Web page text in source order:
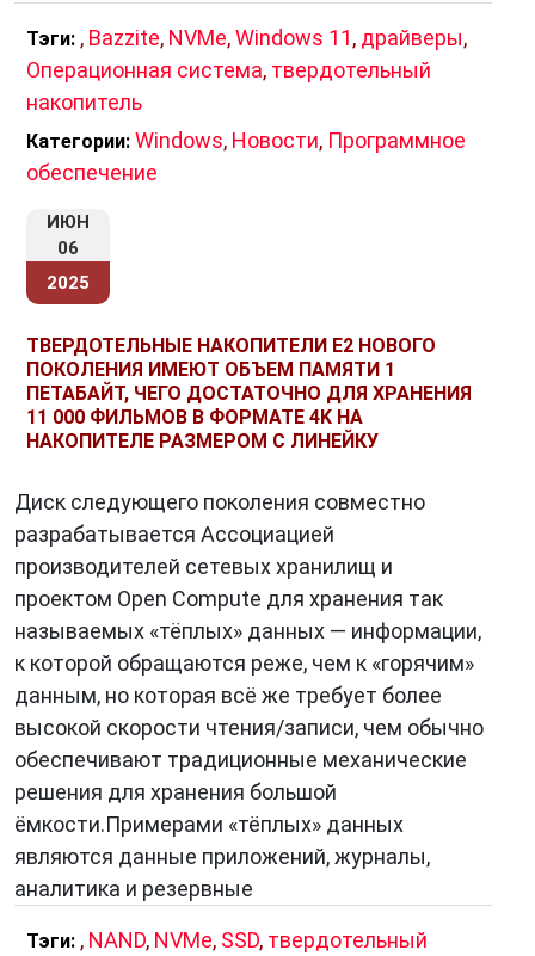
Тэги: , Bazzite, NVMe,Windows 11, драйверы,
Операционная система, твердотельный
накопитель
Категории: Windows, Новости, Программное
обеспечение
ИЮН
06
2025
ТВЕРДОТЕЛЬНЫЕ НАКОПИТЕЛИ E2 НОВОГО
ПОКОЛЕНИЯ ИМЕЮТ ОБЪЕМ ПАМЯТИ 1
ПЕТАБАЙТ, ЧЕГО ДОСТАТОЧНО ДЛЯ ХРАНЕНИЯ
11 000 ФИЛЬМОВ В ФОРМАТЕ 4K НА
НАКОПИТЕЛЕ РАЗМЕРОМ С ЛИНЕЙКУ
Диск следующего поколения совместно
разрабатывается Ассоциацией
производителей сетевых хранилищ и
проектом Open Compute для хранения так
называемых «тёплых» данных — информации,
к которой обращаются реже, чем к «горячим»
данным, но которая всё же требует более
высокой скорости чтения/записи, чем обычно
обеспечивают традиционные механические
решения для хранения большой
ёмкости.Примерами «тёплых» данных
являются данные приложений, журналы,
аналитика и резервные
Тэги: , NAND, NVMe, SSD, твердотельный